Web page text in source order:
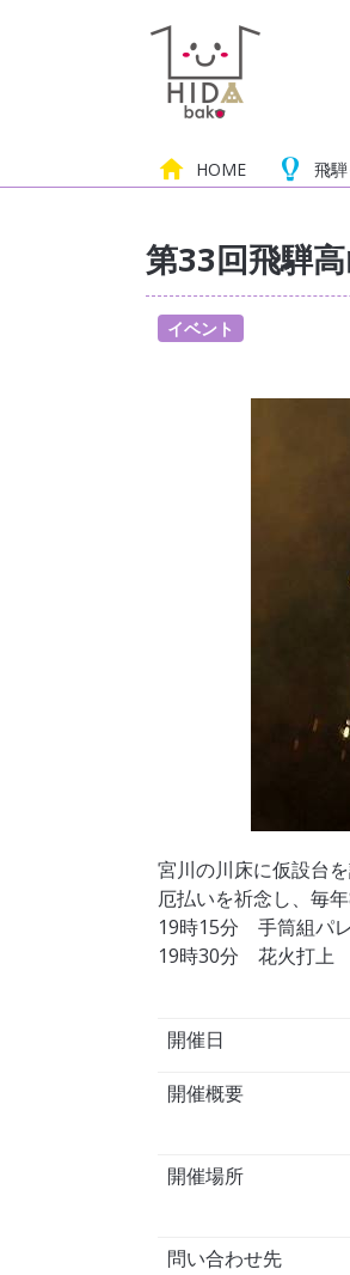
HOME 飛
第33回飛騨
イベント
宮川の川床に仮設台
厄払いを祈念し、毎
19時15分 手筒組パ
19時30分 花火打上
開催日
開催概要
開催場所
問い合わせ先